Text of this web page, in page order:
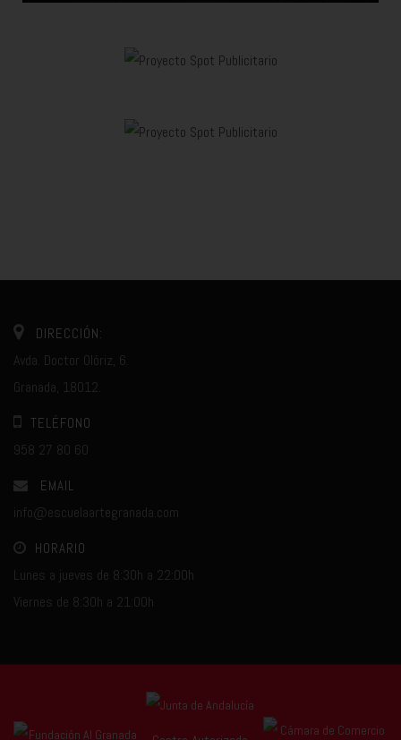
DIRECCIÓN:
Avda. Doctor Olóriz, 6.
Granada, 18012.
TELÉFONO
958 27 80 60
EMAIL
info@escuelaartegranada.com
HORARIO
Lunes a jueves de 8:30h a 22:00h
Viernes de 8:30h a 21:00h